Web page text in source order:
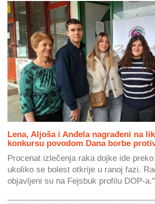
Lena, Aljoša i Anđela nagrađeni na
konkursu povodom Dana borbe
Procenat izlečenja raka dojke ide
ukoliko se bolest otkrije u ranoj fazi.
objavljeni su na Fejsbuk profilu DOP-